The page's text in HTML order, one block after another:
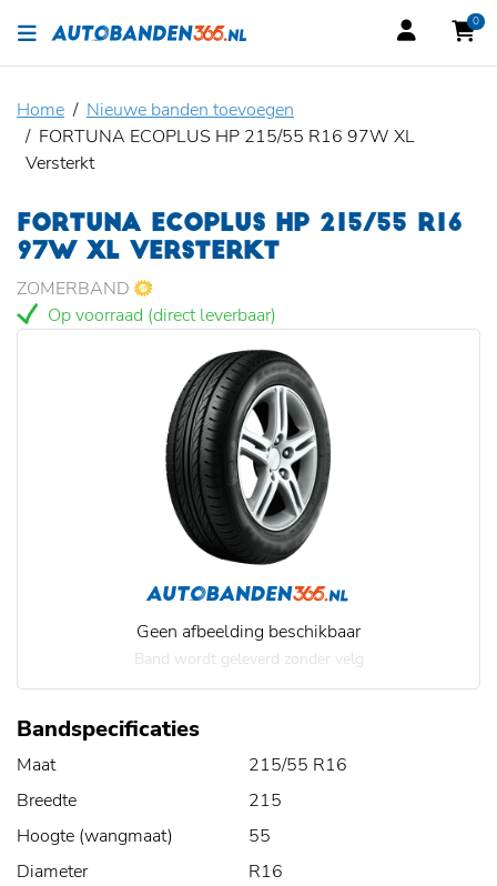
0
Home
Nieuwe banden toevoegen
FORTUNA ECOPLUS HP 215/55 R16 97W XL
Versterkt
FORTUNA ECOPLUS HP 215/55 R16
97W XL VERSTERKT
ZOMERBAND
Op voorraad (direct leverbaar)
Geen afbeelding beschikbaar
Band wordt geleverd zonder velg
Bandspecificaties
Maat
215/55 R16
Breedte
215
Hoogte (wangmaat)
55
Diameter
R16